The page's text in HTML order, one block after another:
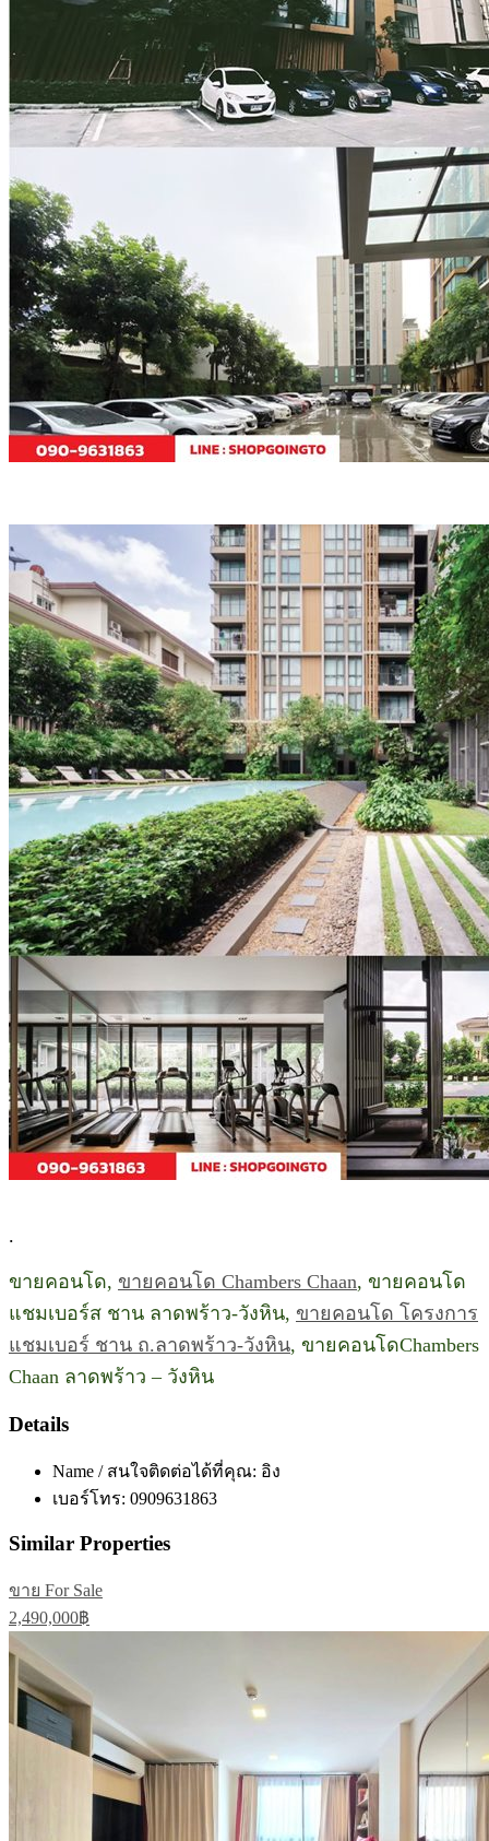
.
ขายคอนโด, ขายคอนโด Chambers Chaan, ขายคอนโด
แชมเบอร์ส ชาน ลาดพร้าว-วังหิน, ขายคอนโด โครงการ
แชมเบอร์ ชาน ถ.ลาดพร้าว-วังหิน, ขายคอนโดChambers
Chaan ลาดพร้าว – วังหิน
Details
Name / สนใจติดต่อได้ที่คุณ: อิง
เบอร์โทร: 0909631863
Similar Properties
ขาย For Sale
2,490,000฿